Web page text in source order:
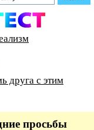
друга с этим
просьбы